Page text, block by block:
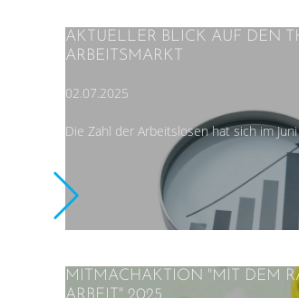
AKTUELLER BLICK AUF DEN
ARBEITSMARKT
02.07.2025
Die Zahl der Arbeitslosen hat sich im
MITMACHAKTION "MIT DEM
ARBEIT" 2025